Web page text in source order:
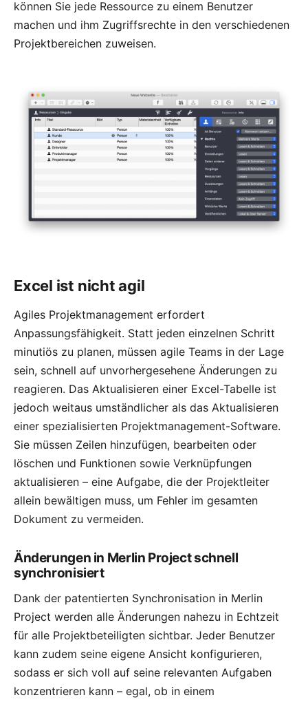
können Sie jede Ressource zu einem Benutzer
machen und ihm Zugriffsrechte in den verschiedenen
Projektbereichen zuweisen.
Excel ist nicht agil
Agiles Projektmanagement erfordert
Anpassungsfähigkeit. Statt jeden einzelnen Schritt
minutiös zu planen, müssen agile Teams in der Lage
sein, schnell auf unvorhergesehene Änderungen zu
reagieren. Das Aktualisieren einer Excel-Tabelle ist
jedoch weitaus umständlicher als das Aktualisieren
einer spezialisierten Projektmanagement-Software.
Sie müssen Zeilen hinzufügen, bearbeiten oder
löschen und Funktionen sowie Verknüpfungen
aktualisieren – eine Aufgabe, die der Projektleiter
allein bewältigen muss, um Fehler im gesamten
Dokument zu vermeiden.
Änderungen in Merlin Project schnell
synchronisiert
Dank der patentierten Synchronisation in Merlin
Project werden alle Änderungen nahezu in Echtzeit
für alle Projektbeteiligten sichtbar. Jeder Benutzer
kann zudem seine eigene Ansicht konfigurieren,
sodass er sich voll auf seine relevanten Aufgaben
konzentrieren kann – egal, ob in einem